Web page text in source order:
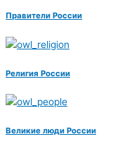
Правители России
Религия России
Великие люди России